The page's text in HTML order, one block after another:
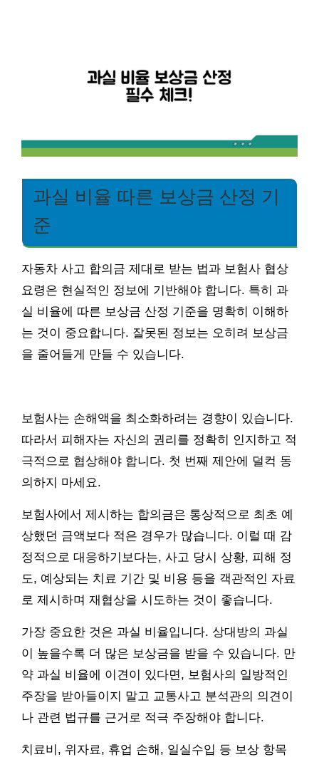
과실 비율 따른 보상금 산정 기
준
자동차 사고 합의금 제대로 받는 법과 보험사 협상
요령은 현실적인 정보에 기반해야 합니다. 특히 과
실 비율에 따른 보상금 산정 기준을 명확히 이해하
는 것이 중요합니다. 잘못된 정보는 오히려 보상금
을 줄어들게 만들 수 있습니다.
보험사는 손해액을 최소화하려는 경향이 있습니다.
따라서 피해자는 자신의 권리를 정확히 인지하고 적
극적으로 협상해야 합니다. 첫 번째 제안에 덜컥 동
의하지 마세요.
보험사에서 제시하는 합의금은 통상적으로 최초 예
상했던 금액보다 적은 경우가 많습니다. 이럴 때 감
정적으로 대응하기보다는, 사고 당시 상황, 피해 정
도, 예상되는 치료 기간 및 비용 등을 객관적인 자료
로 제시하며 재협상을 시도하는 것이 좋습니다.
가장 중요한 것은 과실 비율입니다. 상대방의 과실
이 높을수록 더 많은 보상금을 받을 수 있습니다. 만
약 과실 비율에 이견이 있다면, 보험사의 일방적인
주장을 받아들이지 말고 교통사고 분석관의 의견이
나 관련 법규를 근거로 적극 주장해야 합니다.
치료비, 위자료, 휴업 손해, 일실수입 등 보상 항목